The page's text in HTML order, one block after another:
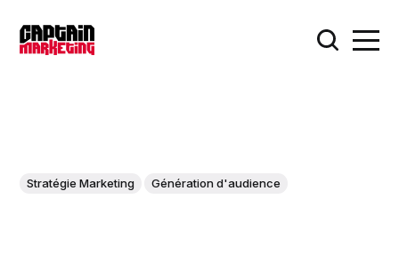
Stratégie Marketing Génération d'audience